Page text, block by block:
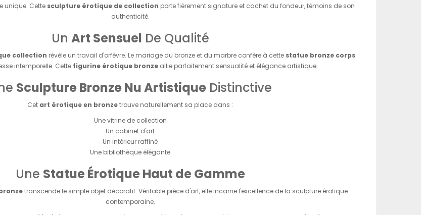
unique. Cette sculpture érotique de collection porte fièrement signature et cachet du fondeur, témoins de son
authenticité.
Un Art Sensuel De Qualité
collection révèle un travail d'orfèvre. Le mariage du bronze et du marbre confère à cette statue bronze corps
intemporelle. Cette figurine érotique bronzeallie parfaitement sensualité et élégance artistique.
Sculpture Bronze Nu Artistique Distinctive
Cet art érotique en bronzetrouve naturellement sa place dans :
Une vitrine de collection
Un cabinet d'art
Un intérieur raffiné
Une bibliothèque élégante
Une Statue Érotique Haut de Gamme
transcende le simple objet décoratif. Véritable pièce d'art, elle incarne l'excellence de la sculpture érotique
contemporaine.